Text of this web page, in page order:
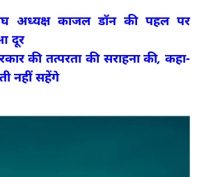
संघ अध्यक्ष काजल डॉन की पहल पर
दूर
की तत्परता की सराहना की, कहा-
नहीं सहेंगे